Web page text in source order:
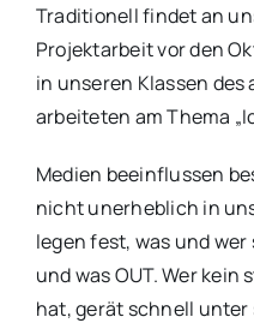
Traditionell findet an
Projektarbeit vor den
in unseren Klassen
arbeiteten am Thema
Medien beeinflussen
nicht unerheblich in
legen fest, was und
und was OUT. Wer
hat, gerät schnell